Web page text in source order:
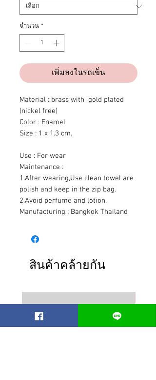
จำนวน *
เพิ่มลงในรถเข็น
Material : brass with gold plated
(nickel free)
Color : Enamel
Size : 1 x 1.3 cm.
Use : For wear
Maintenance :
1.After wearing,Use clean towel are
polish and keep in the zip bag.
2.Avoid perfume and lotion.
Manufacturing : Bangkok Thailand
สินค้าคล้ายกัน